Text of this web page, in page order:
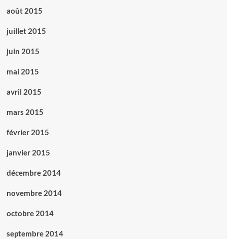
août 2015
juillet 2015
juin 2015
mai 2015
avril 2015
mars 2015
février 2015
janvier 2015
décembre 2014
novembre 2014
octobre 2014
septembre 2014